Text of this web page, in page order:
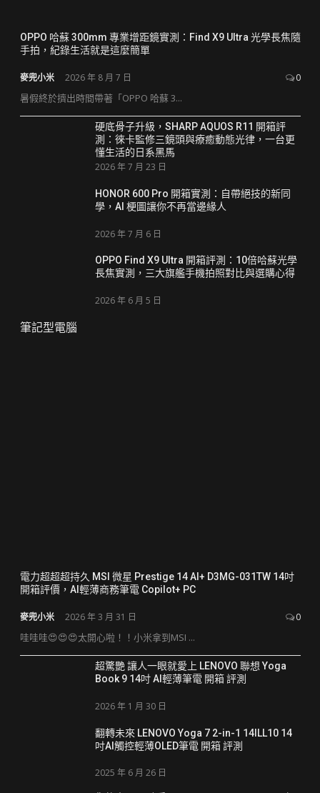
OPPO 哈蘇 300mm 專業增距鏡實測：Find X9 Ultra 光學長焦隨
手拍，紀錄生活就是這麼簡單
麥兜小米 2026 年 8 月 7 日 0
暑假終於擠出時間帶著「OPPO 哈蘇 3...
硬底骨子升級，SHARP AQUOS R11 開箱評
測：徠卡監修三鏡頭與療癒動態光律，一台更
懂生活的日系黑馬
2026 年 7 月 23 日
HONOR 600 Pro 開箱實測：自帶絕技的新同
學，AI 梗圖讓你不再當邊緣人
2026 年 7 月 6 日
OPPO Find X9 Ultra 開箱評測：10倍哈蘇光學
長焦實測，三大旗艦手機拍照對比與選購心得
2026 年 6 月 5 日
筆記型電腦
電力超超超持久 MSI 微星 Prestige 14 AI+ D3MG-031TW 14吋
開箱評價，AI輕薄商務筆電 Copilot+ PC
麥兜小米 2026 年 3 月 31 日 0
哇哇哇😍😍😍太開心啦！！小米拿到MSI ...
超驚艷 讓人一眼就愛上 LENOVO 聯想 Yoga
Book 9 14吋 AI輕薄筆電 開箱 評測
2026 年 1 月 30 日
翻轉未來 LENOVO Yoga 7 2-in-1 14ILL10 14
吋AI觸控輕薄OLED筆電 開箱 評測
2025 年 6 月 26 日